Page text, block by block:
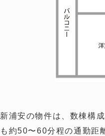
新浦安の物件は、数棟構
も約50〜60分程の通勤距